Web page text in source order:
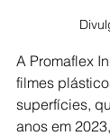
A Promaflex
filmes
superfícies,
anos em